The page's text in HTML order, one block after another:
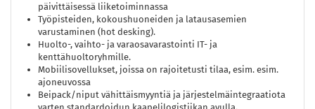
päivittäisessä liiketoiminnassa
Työpisteiden, kokoushuoneiden ja latausasemien
varustaminen (hot desking).
Huolto-, vaihto- ja varaosavarastointi IT- ja
kenttähuoltoryhmille.
Mobiilisovellukset, joissa on rajoitetusti tilaa, esim. esim.
ajoneuvossa
Beipack/niput vähittäismyyntiä ja järjestelmäintegraatiota